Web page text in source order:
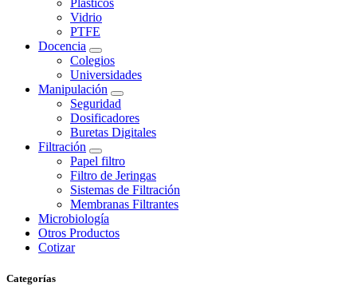
Plásticos
Vidrio
PTFE
Docencia
Colegios
Universidades
Manipulación
Seguridad
Dosificadores
Buretas Digitales
Filtración
Papel filtro
Filtro de Jeringas
Sistemas de Filtración
Membranas Filtrantes
Microbiología
Otros Productos
Cotizar
Categorías